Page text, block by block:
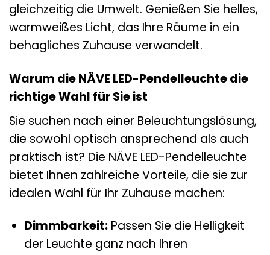
gleichzeitig die Umwelt. Genießen Sie helles,
warmweißes Licht, das Ihre Räume in ein
behagliches Zuhause verwandelt.
Warum die NÄVE LED-Pendelleuchte die
richtige Wahl für Sie ist
Sie suchen nach einer Beleuchtungslösung,
die sowohl optisch ansprechend als auch
praktisch ist? Die NÄVE LED-Pendelleuchte
bietet Ihnen zahlreiche Vorteile, die sie zur
idealen Wahl für Ihr Zuhause machen:
Dimmbarkeit:Passen Sie die Helligkeit
der Leuchte ganz nach Ihren